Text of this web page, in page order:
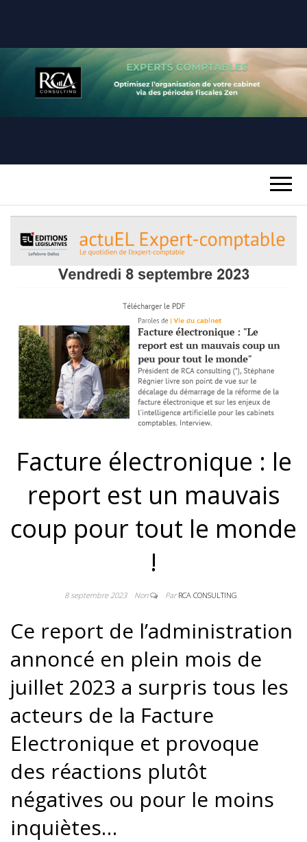
RCA
CONSULTING
REUSSIR SA PERIODE FISCALE
Facture électronique : le
report est un mauvais
coup pour tout le monde
!
8 septembre 2023 Non ParRCA CONSULTING
Ce report de l’administration
annoncé en plein mois de
juillet 2023 a surpris tous les
acteurs de la Facture
Electronique et provoque
des réactions plutôt
négatives ou pour le moins
inquiètes…